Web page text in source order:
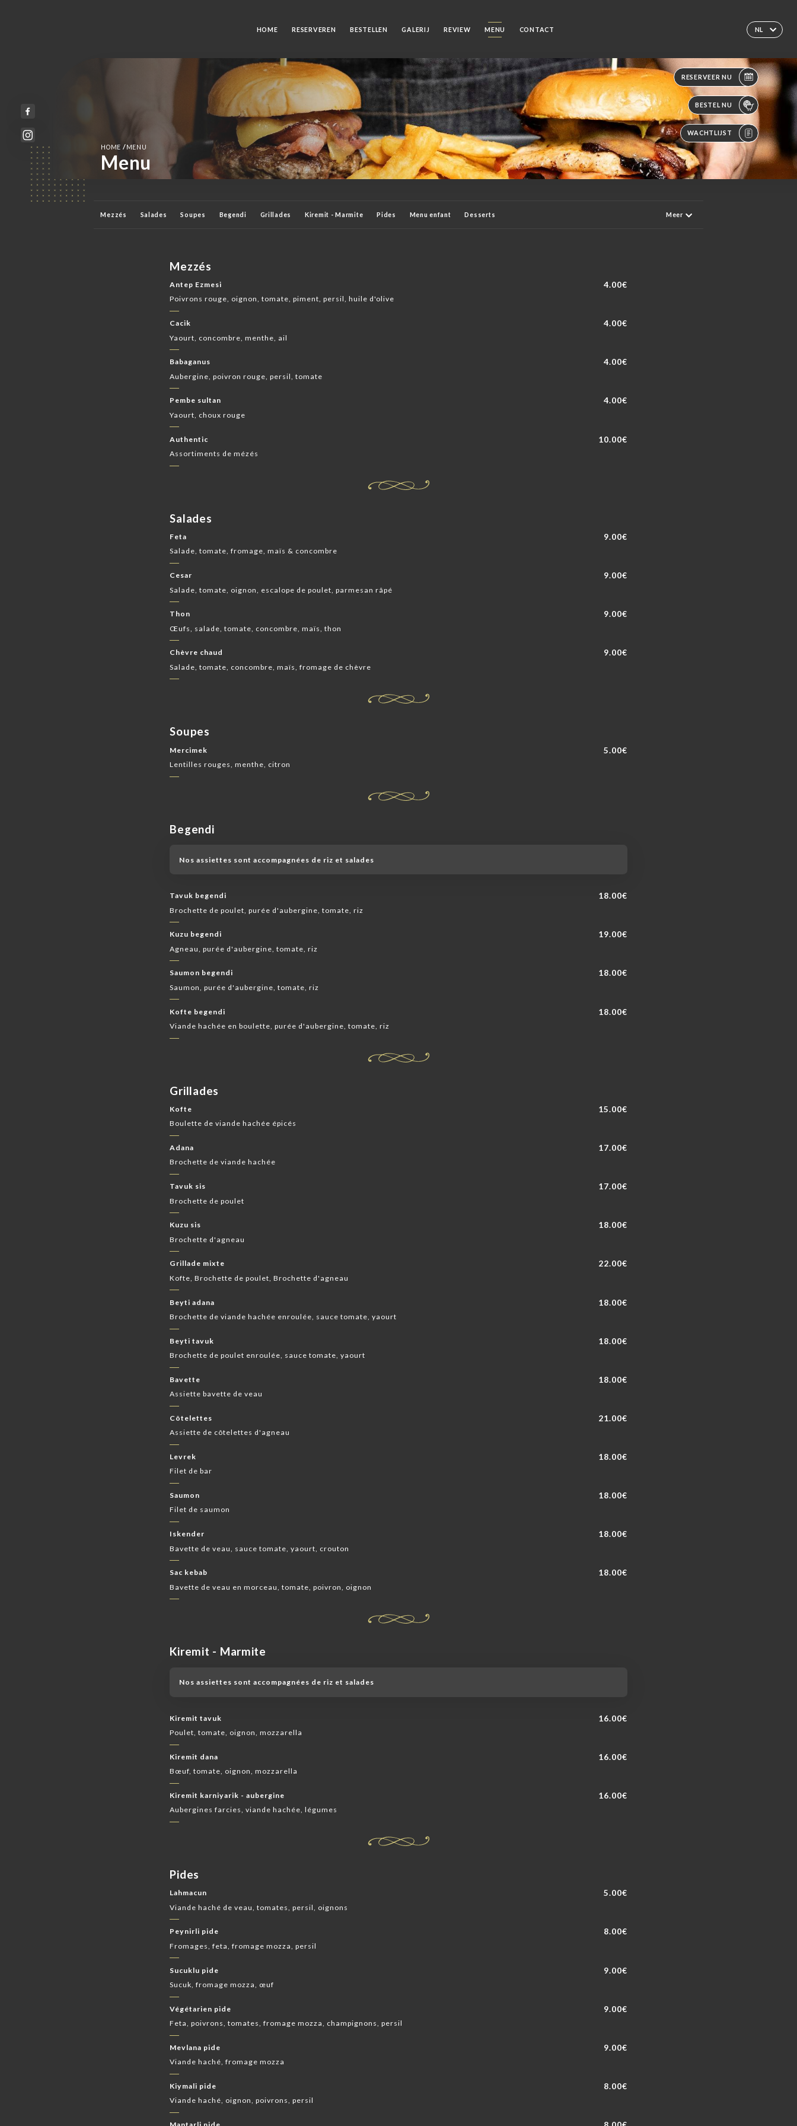
NL
HOME RESERVEREN BESTELLEN GALERIJ REVIEW MENU CONTACT
RESERVEER NU
BESTEL NU
WACHTLIJST
HOME / MENU
Menu
Mezzés Salades Soupes Begendi Grillades Kiremit - Marmite Pides Menu enfant Desserts Meer
Mezzés
Antep Ezmesi 4.00€
Poivrons rouge, oignon, tomate, piment, persil, huile d'olive
Cacik 4.00€
Yaourt, concombre, menthe, ail
Babaganus 4.00€
Aubergine, poivron rouge, persil, tomate
Pembe sultan 4.00€
Yaourt, choux rouge
Authentic 10.00€
Assortiments de mézés
Salades
Feta 9.00€
Salade, tomate, fromage, maïs & concombre
Cesar 9.00€
Salade, tomate, oignon, escalope de poulet, parmesan râpé
Thon 9.00€
Œufs, salade, tomate, concombre, maïs, thon
Chèvre chaud 9.00€
Salade, tomate, concombre, maïs, fromage de chèvre
Soupes
Mercimek 5.00€
Lentilles rouges, menthe, citron
Begendi
Nos assiettes sont accompagnées de riz et salades
Tavuk begendi 18.00€
Brochette de poulet, purée d'aubergine, tomate, riz
Kuzu begendi 19.00€
Agneau, purée d'aubergine, tomate, riz
Saumon begendi 18.00€
Saumon, purée d'aubergine, tomate, riz
Kofte begendi 18.00€
Viande hachée en boulette, purée d'aubergine, tomate, riz
Grillades
Kofte 15.00€
Boulette de viande hachée épicés
Adana 17.00€
Brochette de viande hachée
Tavuk sis 17.00€
Brochette de poulet
Kuzu sis 18.00€
Brochette d'agneau
Grillade mixte 22.00€
Kofte, Brochette de poulet, Brochette d'agneau
Beyti adana 18.00€
Brochette de viande hachée enroulée, sauce tomate, yaourt
Beyti tavuk 18.00€
Brochette de poulet enroulée, sauce tomate, yaourt
Bavette 18.00€
Assiette bavette de veau
Côtelettes 21.00€
Assiette de côtelettes d'agneau
Levrek 18.00€
Filet de bar
Saumon 18.00€
Filet de saumon
Iskender 18.00€
Bavette de veau, sauce tomate, yaourt, crouton
Sac kebab 18.00€
Bavette de veau en morceau, tomate, poivron, oignon
Kiremit - Marmite
Nos assiettes sont accompagnées de riz et salades
Kiremit tavuk 16.00€
Poulet, tomate, oignon, mozzarella
Kiremit dana 16.00€
Bœuf, tomate, oignon, mozzarella
Kiremit karniyarik - aubergine 16.00€
Aubergines farcies, viande hachée, légumes
Pides
Lahmacun 5.00€
Viande haché de veau, tomates, persil, oignons
Peynirli pide 8.00€
Fromages, feta, fromage mozza, persil
Sucuklu pide 9.00€
Sucuk, fromage mozza, œuf
Végétarien pide 9.00€
Feta, poivrons, tomates, fromage mozza, champignons, persil
Mevlana pide 9.00€
Viande haché, fromage mozza
Kiymali pide 8.00€
Viande haché, oignon, poivrons, persil